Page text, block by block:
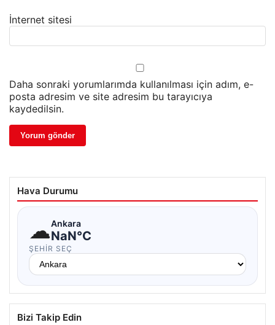
İnternet sitesi
Daha sonraki yorumlarımda kullanılması için adım, e-
posta adresim ve site adresim bu tarayıcıya
kaydedilsin.
Hava Durumu
☁Ankara
NaN°C
ŞEHIR SEÇ
Bizi Takip Edin